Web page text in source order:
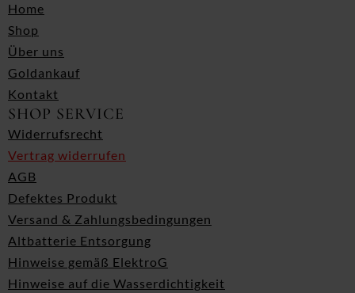
Home
Shop
Über uns
Goldankauf
Kontakt
SHOP SERVICE
Widerrufsrecht
Vertrag widerrufen
AGB
Defektes Produkt
Versand & Zahlungsbedingungen
Altbatterie Entsorgung
Hinweise gemäß ElektroG
Hinweise auf die Wasserdichtigkeit